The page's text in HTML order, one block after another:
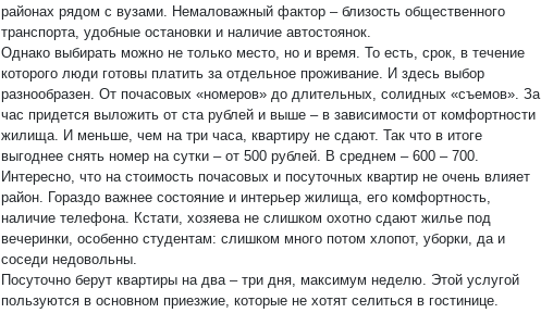
районах рядом с вузами. Немаловажный фактор – близость общественного
транспорта, удобные остановки и наличие автостоянок.
Однако выбирать можно не только место, но и время. То есть, срок, в течение
которого люди готовы платить за отдельное проживание. И здесь выбор
разнообразен. От почасовых «номеров» до длительных, солидных «съемов». За
час придется выложить от ста рублей и выше – в зависимости от комфортности
жилища. И меньше, чем на три часа, квартиру не сдают. Так что в итоге
выгоднее снять номер на сутки – от 500 рублей. В среднем – 600 – 700.
Интересно, что на стоимость почасовых и посуточных квартир не очень влияет
район. Гораздо важнее состояние и интерьер жилища, его комфортность,
наличие телефона. Кстати, хозяева не слишком охотно сдают жилье под
вечеринки, особенно студентам: слишком много потом хлопот, уборки, да и
соседи недовольны.
Посуточно берут квартиры на два – три дня, максимум неделю. Этой услугой
пользуются в основном приезжие, которые не хотят селиться в гостинице.